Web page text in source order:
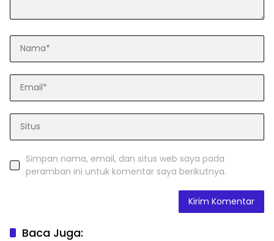
Simpan nama, email, dan situs web saya pada
peramban ini untuk komentar saya berikutnya.
Baca Juga: